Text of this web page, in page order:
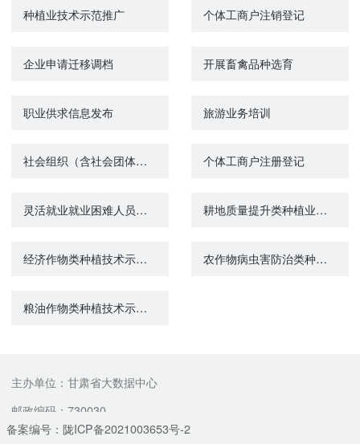
种植业技术示范推广 个体工商户注销登记
企业申请迁移调档 开展畜禽品种选育
职业供求信息发布 旅游业务培训
社会组织（含社会团体、民办非企业单位、基金会）管理政策咨询 个体工商户注册登记
灵活就业就业困难人员社会保险补贴 耕地质量提升类种植业技术示范推广咨询
经济作物类种植技术示范推广咨询 农作物病虫害防治类种植业技术示范推广咨询
粮油作物类种植技术示范推广咨询
主办单位：甘肃省大数据中心
邮政编码：730030
备案编号：陇ICP备2021003653号-2